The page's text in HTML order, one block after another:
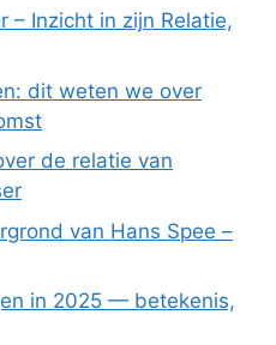
– Inzicht in zijn Relatie,
dit weten we over
de relatie van
van Hans Spee –
in 2025 — betekenis,